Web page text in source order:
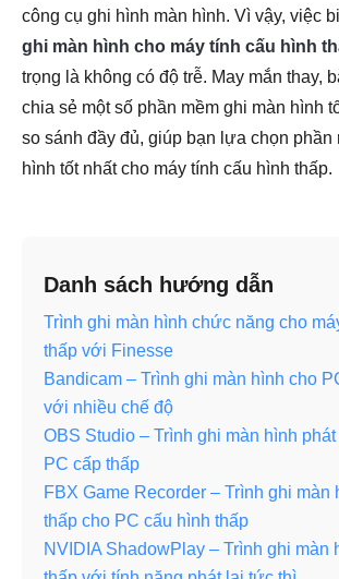
công cụ ghi hình màn hình. Vì vậy, việc
ghi màn hình cho máy tính cấu hình
trọng là không có độ trễ. May mắn thay,
chia sẻ một số phần mềm ghi màn hình
so sánh đầy đủ, giúp bạn lựa chọn phần
hình tốt nhất cho máy tính cấu hình thấp.
Danh sách hướng dẫn
Trình ghi màn hình chức năng cho
thấp với Finesse
Bandicam – Trình ghi màn hình cho
với nhiều chế độ
OBS Studio – Trình ghi màn hình
PC cấp thấp
FBX Game Recorder – Trình ghi màn
thấp cho PC cấu hình thấp
NVIDIA ShadowPlay – Trình ghi màn